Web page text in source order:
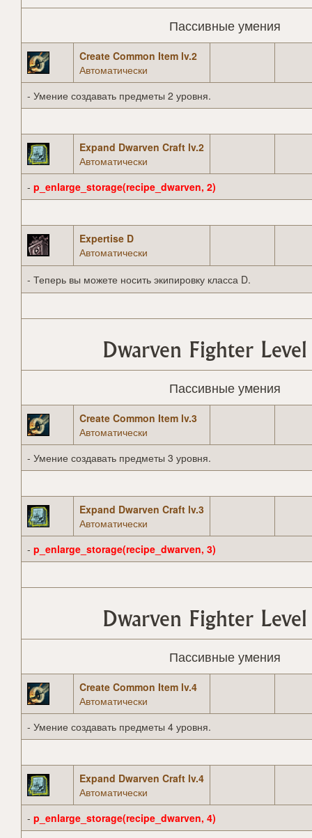
Пассивные умения
Create Common Item lv.2
Автоматически
- Умение создавать предметы 2 уровня.
Expand Dwarven Craft lv.2
Автоматически
- p_enlarge_storage(recipe_dwarven, 2)
Expertise D
Автоматически
- Теперь вы можете носить экипировку класса D.
Dwarven Fighter
Пассивные умения
Create Common Item lv.3
Автоматически
- Умение создавать предметы 3 уровня.
Expand Dwarven Craft lv.3
Автоматически
- p_enlarge_storage(recipe_dwarven, 3)
Dwarven Fighter
Пассивные умения
Create Common Item lv.4
Автоматически
- Умение создавать предметы 4 уровня.
Expand Dwarven Craft lv.4
Автоматически
- p_enlarge_storage(recipe_dwarven, 4)